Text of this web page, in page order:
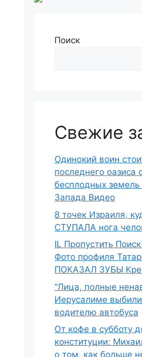
Поиск
Свежие
Одинокий воин
последнего оазиса
бесплодных земель
Запада Видео
8 точек Израиля,
СТУПАЛА нога
IL Пропустить
Фото профиля
ПОКАЗАЛ ЗУБЫ
"Лица, полные
Иерусалиме
водителю автобуса
От кофе в субботу
конституции:
о том, как больше